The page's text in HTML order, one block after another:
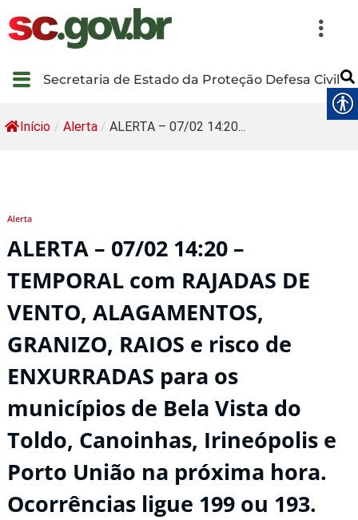
Secretaria de Estado da Proteção Defesa Civil
Início / Alerta / ALERTA – 07/02 14:20...
Alerta
ALERTA – 07/02 14:20 –
TEMPORAL com RAJADAS DE
VENTO, ALAGAMENTOS,
GRANIZO, RAIOS e risco de
ENXURRADAS para os
municípios de Bela Vista do
Toldo, Canoinhas, Irineópolis e
Porto União na próxima hora.
Ocorrências ligue 199 ou 193.